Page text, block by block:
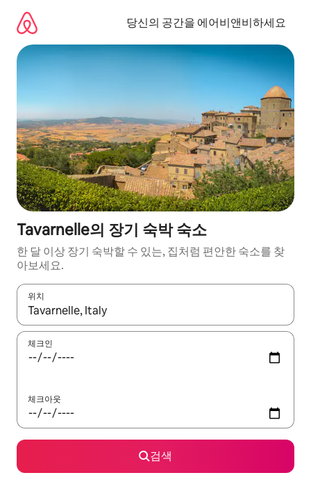
당신의 공간을 에어비앤비하세요
Tavarnelle의 장기 숙박 숙소
한 달 이상 장기 숙박할 수 있는, 집처럼 편안한 숙소를 찾
아보세요.
위치
결과가 나오면 위·아래 화살표 키를 사용하거나 터치 또는 스와이
체크인
체크아웃
검색